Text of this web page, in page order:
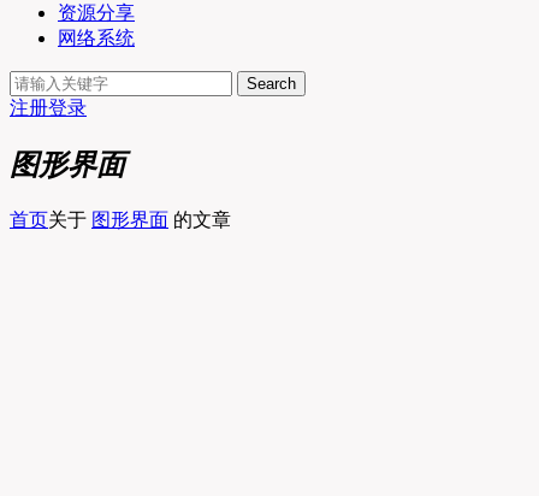
资源分享
网络系统
Search
注册登录
图形界面
首页关于 图形界面 的文章